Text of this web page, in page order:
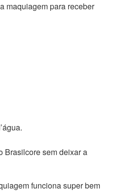
maquiagem para receber
Brasilcore sem deixar a
funciona super bem